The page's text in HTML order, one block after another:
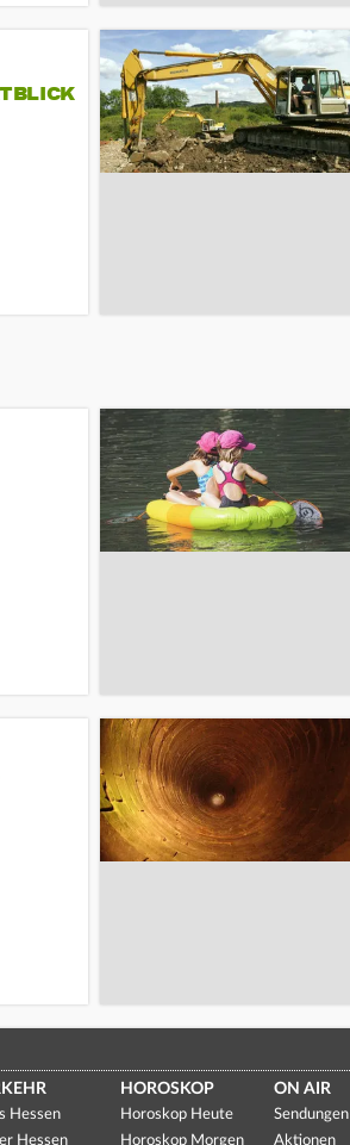
Hessen
Hessen
HOROSKOP
Horoskop Heute
Horoskop Morgen
ON AIR
Sendungen
Aktionen